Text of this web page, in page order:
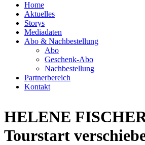
Home
Aktuelles
Storys
Mediadaten
Abo & Nachbestellung
Abo
Geschenk-Abo
Nachbestellung
Partnerbereich
Kontakt
HELENE
Tourstart